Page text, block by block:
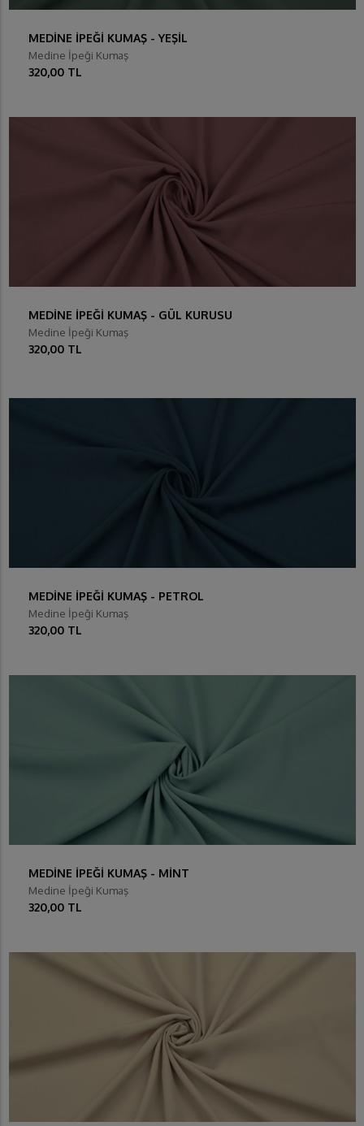
MEDİNE İPEĞİ KUMAŞ - YEŞİL
Medine İpeği Kumaş
320,00 TL
MEDİNE İPEĞİ KUMAŞ - GÜL KURUSU
Medine İpeği Kumaş
320,00 TL
MEDİNE İPEĞİ KUMAŞ - PETROL
Medine İpeği Kumaş
320,00 TL
MEDİNE İPEĞİ KUMAŞ - MİNT
Medine İpeği Kumaş
320,00 TL